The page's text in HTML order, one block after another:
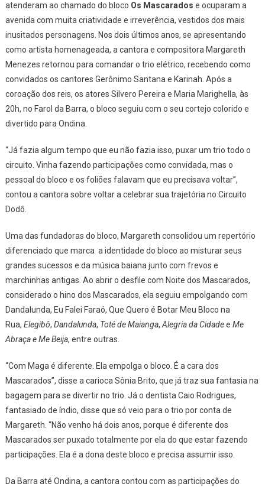
atenderam ao chamado do bloco Os Mascarados e ocuparam a
avenida com muita criatividade e irreverência, vestidos dos mais
inusitados personagens. Nos dois últimos anos, se apresentando
como artista homenageada, a cantora e compositora Margareth
Menezes retornou para comandar o trio elétrico, recebendo como
convidados os cantores Gerônimo Santana e Karinah. Após a
coroação dos reis, os atores Silvero Pereira e Maria Marighella, às
20h, no Farol da Barra, o bloco seguiu com o seu cortejo colorido e
divertido para Ondina.
“Já fazia algum tempo que eu não fazia isso, puxar um trio todo o
circuito. Vinha fazendo participações como convidada, mas o
pessoal do bloco e os foliões falavam que eu precisava voltar”,
contou a cantora sobre voltar a celebrar sua trajetória no Circuito
Dodô.
Uma das fundadoras do bloco, Margareth consolidou um repertório
diferenciado que marca a identidade do bloco ao misturar seus
grandes sucessos e da música baiana junto com frevos e
marchinhas antigas. Ao abrir o desfile com Noite dos Mascarados,
considerado o hino dos Mascarados, ela seguiu empolgando com
Dandalunda, Eu Falei Faraó, Que Quero é Botar Meu Bloco na
Rua, Elegibô, Dandalunda, Toté de Maianga, Alegria da Cidadee Me
Abraça e Me Beija, entre outras.
“Com Maga é diferente. Ela empolga o bloco. É a cara dos
Mascarados”, disse a carioca Sônia Brito, que já traz sua fantasia na
bagagem para se divertir no trio. Já o dentista Caio Rodrigues,
fantasiado de índio, disse que só veio para o trio por conta de
Margareth. “Não venho há dois anos, porque é diferente dos
Mascarados ser puxado totalmente por ela do que estar fazendo
participações. Ela é a dona deste bloco e precisa assumir isso.
Da Barra até Ondina, a cantora contou com as participações do